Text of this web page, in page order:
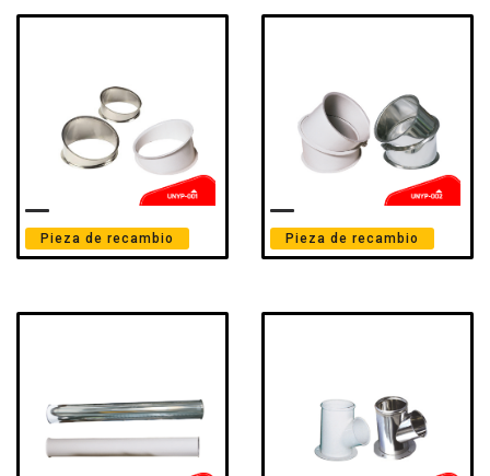
Pieza de recambio Pieza de recambio